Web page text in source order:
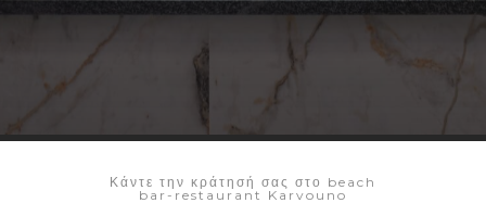
Κάντε την κράτησή σας στο beach
bar-restaurant Karvouno